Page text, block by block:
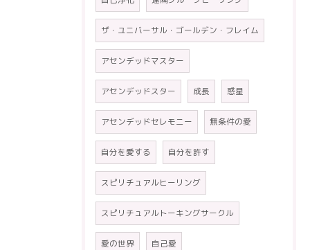
ザ・ユニバーサル・ゴールデン・フレイム
アセンデッドマスター
アセンデッドスター 成長 惑星
アセンデッドセレモニー 無条件の愛
自分を愛する 自分を許す
スピリチュアルヒーリング
スピリチュアルトーキングサークル
愛の世界 自己愛